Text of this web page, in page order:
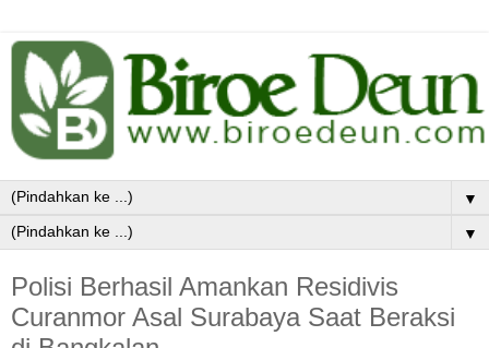
▼
▼
Polisi Berhasil Amankan Residivis
Curanmor Asal Surabaya Saat Beraksi